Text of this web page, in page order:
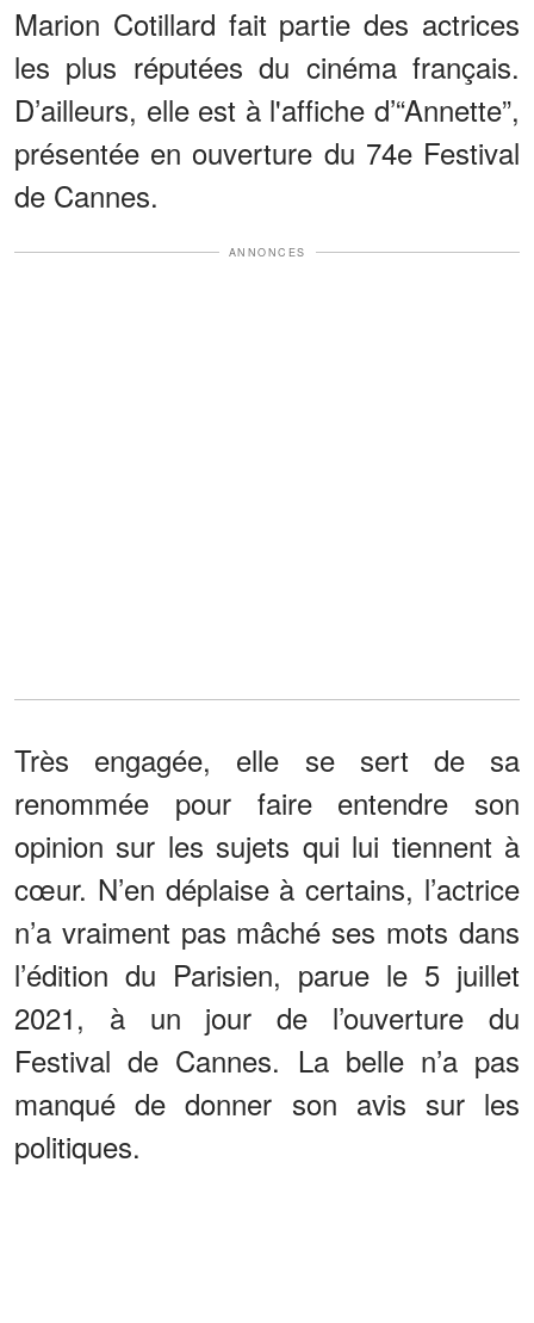
Marion Cotillard fait partie des actrices
les plus réputées du cinéma français.
D’ailleurs, elle est à l'affiche d’“Annette”,
présentée en ouverture du 74e Festival
de Cannes.
ANNONCES
Très engagée, elle se sert de sa
renommée pour faire entendre son
opinion sur les sujets qui lui tiennent à
cœur. N’en déplaise à certains, l’actrice
n’a vraiment pas mâché ses mots dans
l’édition du Parisien, parue le 5 juillet
2021, à un jour de l’ouverture du
Festival de Cannes. La belle n’a pas
manqué de donner son avis sur les
politiques.